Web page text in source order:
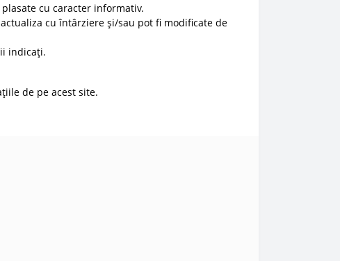
cu caracter informativ.
cu întârziere și/sau pot fi modificate de
indicați.
de pe acest site.